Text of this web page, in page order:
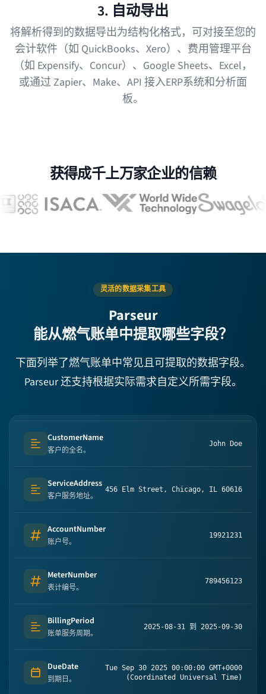
3. 自动导出
将解析得到的数据导出为结构化格式，可对接至您的
会计软件（如 QuickBooks、Xero）、费用管理平台
（如 Expensify、Concur）、Google Sheets、Excel，
或通过 Zapier、Make、API 接入ERP系统和分析面
板。
获得成千上万家企业的信赖
灵活的数据采集工具
Parseur
能从燃气账单中提取哪些字段？
下面列举了燃气账单中常见且可提取的数据字段。
Parseur 还支持根据实际需求自定义所需字段。
Text (multi-lines)
CustomerName
客户的全名。
John Doe
Text (multi-lines)
ServiceAddress
客户服务地址。
456 Elm Street, Chicago, IL 60616
Number
AccountNumber
账户号。
19921231
Number
MeterNumber
表计编号。
789456123
Text (multi-lines)
BillingPeriod
账单服务周期。
2025-08-31 到 2025-09-30
Date
DueDate
到期日。
Tue Sep 30 2025 00:00:00 GMT+0000
(Coordinated Universal Time)